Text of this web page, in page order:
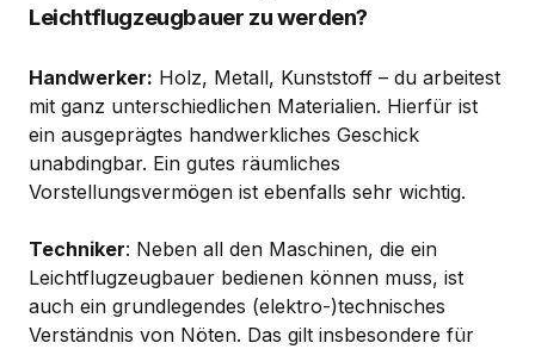
Leichtflugzeugbauer zu werden?
Handwerker: Holz, Metall, Kunststoff – du arbeitest
mit ganz unterschiedlichen Materialien. Hierfür ist
ein ausgeprägtes handwerkliches Geschick
unabdingbar. Ein gutes räumliches
Vorstellungsvermögen ist ebenfalls sehr wichtig.
Techniker: Neben all den Maschinen, die ein
Leichtflugzeugbauer bedienen können muss, ist
auch ein grundlegendes (elektro-)technisches
Verständnis von Nöten. Das gilt insbesondere für